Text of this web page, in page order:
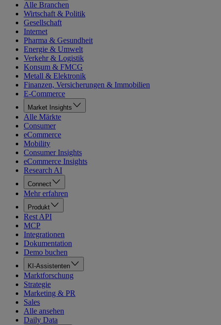
Alle Branchen
Wirtschaft & Politik
Gesellschaft
Internet
Pharma & Gesundheit
Energie & Umwelt
Verkehr & Logistik
Konsum & FMCG
Metall & Elektronik
Finanzen, Versicherungen & Immobilien
E-Commerce
Market Insights
Alle Märkte
Consumer
eCommerce
Mobility
Consumer Insights
eCommerce Insights
Research AI
Connect
Mehr erfahren
Produkt
Rest API
MCP
Integrationen
Dokumentation
Demo buchen
KI-Assistenten
Marktforschung
Strategie
Marketing & PR
Sales
Alle ansehen
Daily Data